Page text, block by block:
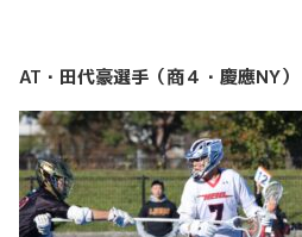
AT・田代豪選手（商４・慶應NY）